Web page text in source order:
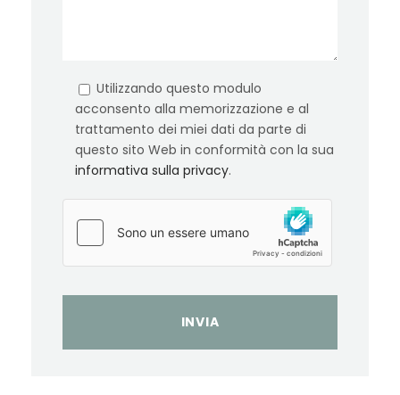
Utilizzando questo modulo
acconsento alla memorizzazione e al
trattamento dei miei dati da parte di
questo sito Web in conformità con la sua
informativa sulla privacy.